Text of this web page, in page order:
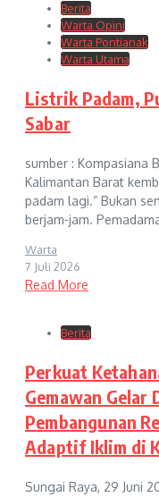
Berita
Warta Opini
Warta Pontianak
Warta Utama
Listrik Padam,
Sabar
sumber : Kompasiana
Kalimantan Barat
padam lagi.” Bukan
berjam-jam.
Warta
7 Juli 2026
Read More
Berita
Perkuat
Gemawan
Pembangunan
Adaptif Iklim di
Sungai Raya, 29 Juni